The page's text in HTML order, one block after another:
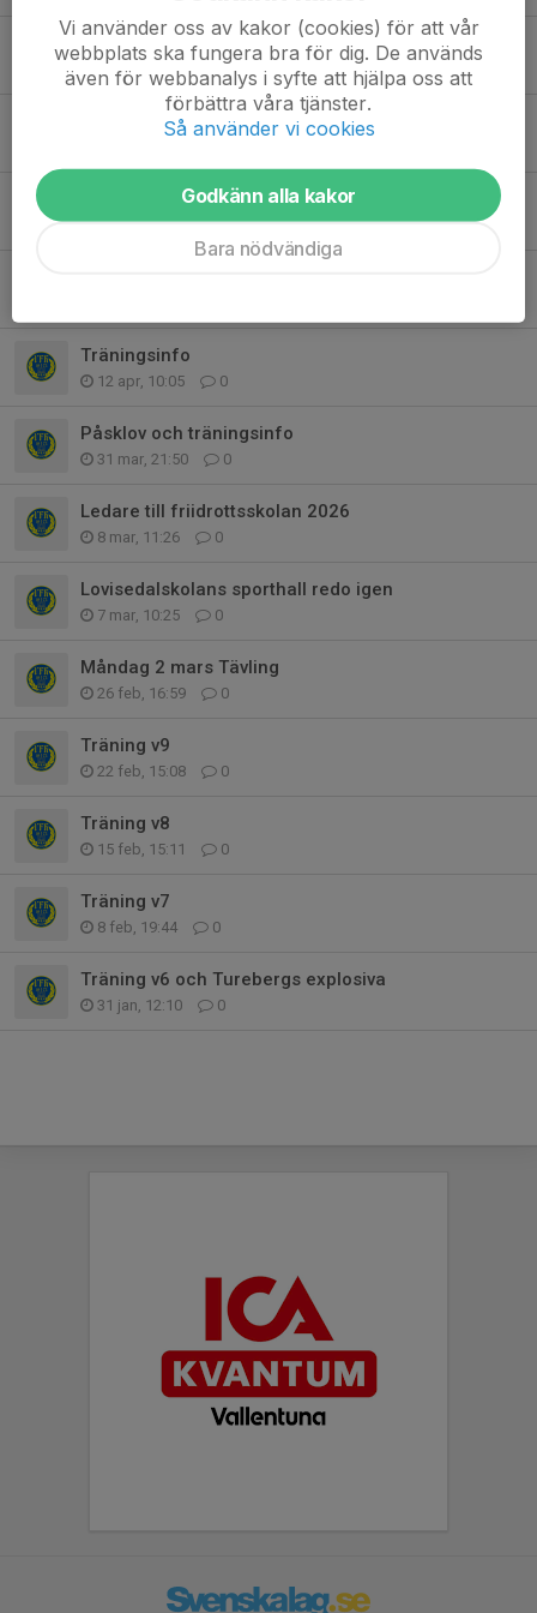
Midsommar och ny söndagstid from nästa vecka
14 jun, 11:56 0
Ingen tränare på fredag
Tävlingsdags på bana
31 maj, 10:53 0
Träningsinfo
12 apr, 10:05 0
Påsklov och träningsinfo
31 mar, 21:50 0
Ledare till friidrottsskolan 2026
8 mar, 11:26 0
Lovisedalskolans sporthall redo igen
7 mar, 10:25 0
Måndag 2 mars Tävling
26 feb, 16:59 0
Träning v9
22 feb, 15:08 0
Träning v8
15 feb, 15:11 0
Träning v7
8 feb, 19:44 0
Träning v6 och Turebergs explosiva
31 jan, 12:10 0
Vi använder oss av kakor (cookies) för att vår
webbplats ska fungera bra för dig. De används
även för webbanalys i syfte att hjälpa oss att
förbättra våra tjänster.
Så använder vi cookies
Godkänn alla kakor
Bara nödvändiga